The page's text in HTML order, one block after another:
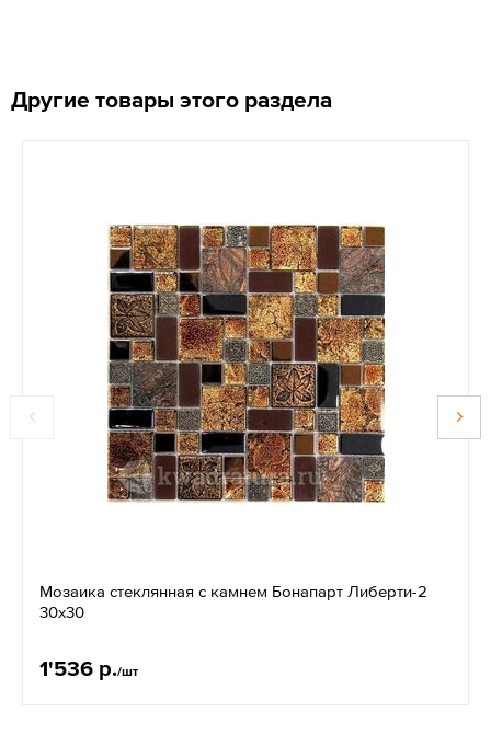
Другие товары этого раздела
Мозаика стеклянная c камнем Бонапарт Либерти-2
30х30
1'536 р./шт